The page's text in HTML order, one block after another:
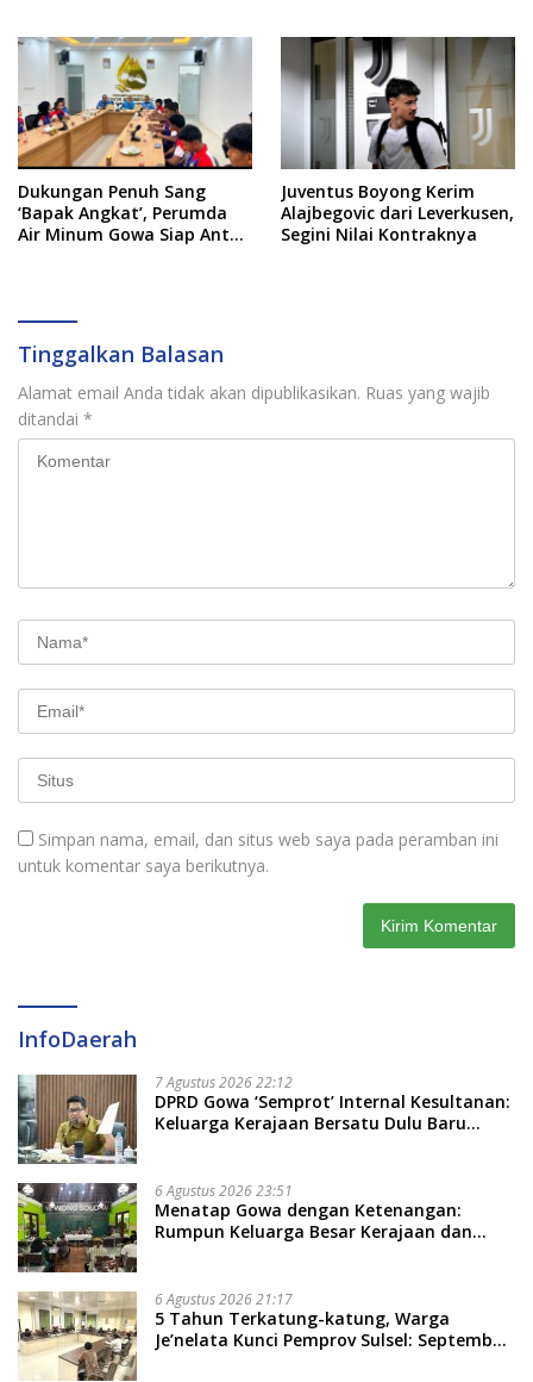
Dukungan Penuh Sang
‘Bapak Angkat’, Perumda
Air Minum Gowa Siap Antar
Juventus Boyong Kerim
Alajbegovic dari Leverkusen,
Segini Nilai Kontraknya
Tinggalkan Balasan
Alamat email Anda tidak akan dipublikasikan. Ruas yang wajib
ditandai *
Simpan nama, email, dan situs web saya pada peramban ini
untuk komentar saya berikutnya.
InfoDaerah
7 Agustus 2026 22:12
DPRD Gowa ‘Semprot’ Internal Kesultanan:
Keluarga Kerajaan Bersatu Dulu Baru
6 Agustus 2026 23:51
Menatap Gowa dengan Ketenangan:
Rumpun Keluarga Besar Kerajaan dan
Soal Adat dan Adab
6 Agustus 2026 21:17
5 Tahun Terkatung-katung, Warga
Je’nelata Kunci Pemprov Sulsel: September